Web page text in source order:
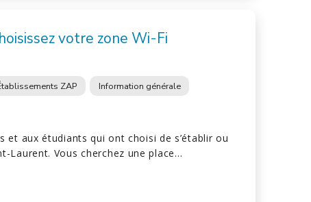
votre zone Wi-Fi
ZAP Information générale
et aux étudiants qui ont choisi de s’établir ou
Laurent. Vous cherchez une place…